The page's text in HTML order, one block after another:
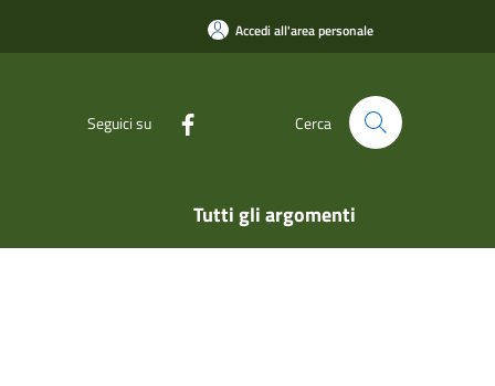
Accedi all'area personale
Seguici su Cerca
Tutti gli argomenti